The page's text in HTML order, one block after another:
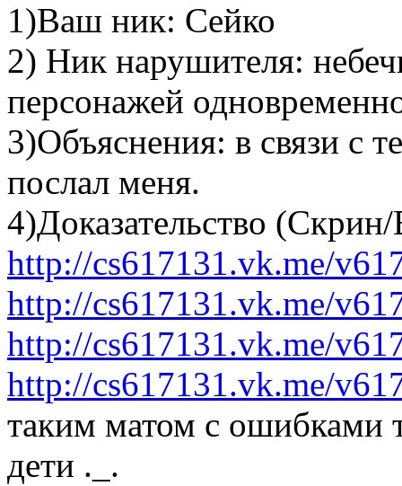
1)Ваш ник: Сейко
2) Ник нарушителя:
персонажей
3)Объяснения: в связи с
послал меня.
4)Доказательство
http://cs617131.vk.me/
http://cs617131.vk.me/
http://cs617131.vk.me/
http://cs617131.vk.me/
таким матом с ошибками
дети ._.